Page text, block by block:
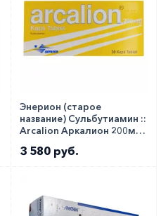
Энерион (старое
название) Сульбутиамин ::
Arcalion Аркалион 200мг
3 580 руб.